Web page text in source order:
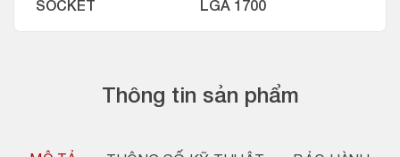
Thông tin sản phẩm
SOCKET LGA 1700